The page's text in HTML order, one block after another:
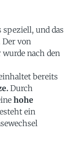
und das
von
nach den
bereits
Durch
hohe
ein